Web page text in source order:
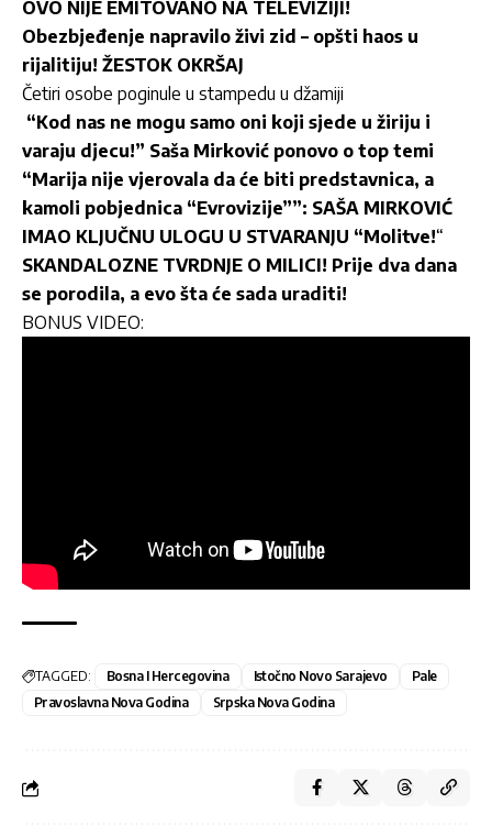
OVO NIJE EMITOVANO NA TELEVIZIJI!
Obezbjeđenje napravilo živi zid – opšti haos u
rijalitiju! ŽESTOK OKRŠAJ
Četiri osobe poginule u stampedu u džamiji
“Kod nas ne mogu samo oni koji sjede u žiriju i
varaju djecu!” Saša Mirković ponovo o top temi
“Marija nije vjerovala da će biti predstavnica, a
kamoli pobjednica “Evrovizije””: SAŠA MIRKOVIĆ
IMAO KLJUČNU ULOGU U STVARANJU “Molitve!“
SKANDALOZNE TVRDNJE O MILICI! Prije dva dana
se porodila, a evo šta će sada uraditi!
BONUS VIDEO:
TAGGED: Bosna I Hercegovina Istočno Novo Sarajevo
Pale
Pravoslavna Nova Godina
Srpska Nova Godina